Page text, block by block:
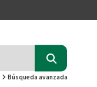
Búsqueda avanzada